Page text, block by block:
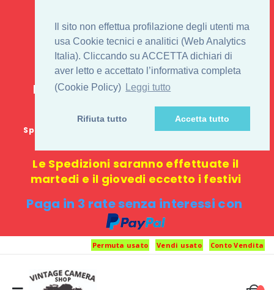
Il sito non effettua profilazione degli utenti ma
usa Cookie tecnici e analitici (Web Analytics
Italia). Cliccando su ACCETTA dichiari di
aver letto e accettato l’informativa completa
(Cookie Policy) Leggi tutto
Rifiuta tutto Accetta tutto
IL 1° STORE ON LINE
PENTAX USATO E
NUOVO
E-commerce 100% online: nessun
negozio fisico o punto di ritiro
Spedizione GRATUITA in Italia con spesa minima di
Le Spedizioni saranno effettuate il
martedi e il giovedi eccetto i festivi
Paga in 3 rate senza interessi con
Permuta usato Vendi usato Conto Vendita